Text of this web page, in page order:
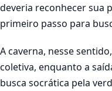
deveria reconhecer sua
primeiro passo para
A caverna, nesse
coletiva, enquanto a
busca socrática pela